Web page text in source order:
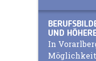
UND
In